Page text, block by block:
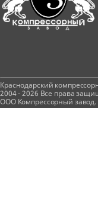
Краснодарский
2004 - 2026 Все права
ООО Компрессорный завод.